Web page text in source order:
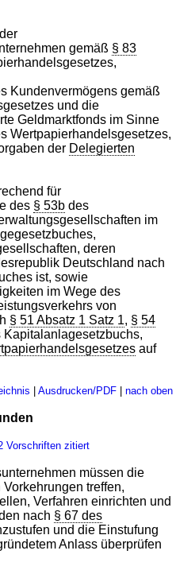
gemäß § 83
Kundenvermögens gemäß
und die
Geldmarktfonds im Sinne
Wertpapierhandelsgesetzes,
der Delegierten
für
des § 53b des
im
deren
Deutschland nach
ist, sowie
im Wege des
von
§ 51 Absatz 1 Satz 1, § 54
Kapitalanlagesetzbuchs,
auf
| Ausdrucken/PDF| nach oben
Vorschriften zitiert
müssen die
treffen,
Verfahren einrichten und
nach § 67 des
und die Einstufung
Anlass überprüfen